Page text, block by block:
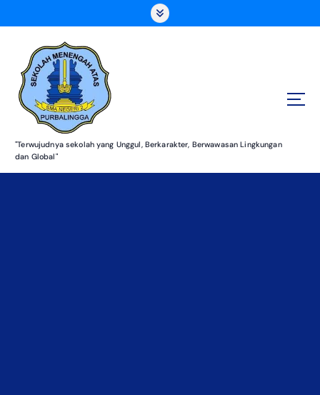
"Terwujudnya sekolah yang Unggul, Berkarakter, Berwawasan Lingkungan
dan Global"